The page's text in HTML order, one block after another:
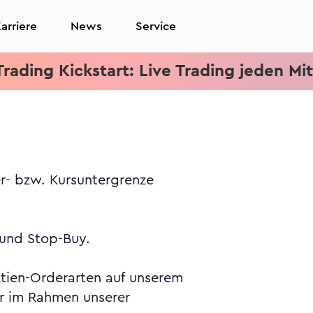
News Service
Kickstart: Live Trading jeden
Stop-Buy.
Orderarten auf unserem
im Rahmen unserer